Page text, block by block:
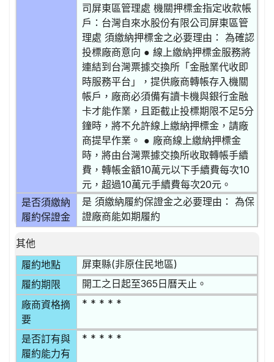
司屏東區管理處 機關押標金指定收款帳
戶：台灣自來水股份有限公司屏東區管
理處 須繳納押標金之必要理由： 為確認
投標廠商意向 ● 線上繳納押標金服務將
連結到台灣票據交換所「金融業代收即
時服務平台」，提供廠商轉帳存入機關
帳戶，廠商必須備有讀卡機與銀行金融
卡才能作業，且距截止投標期限不足5分
鐘時，將不允許線上繳納押標金，請廠
商提早作業。 ● 廠商線上繳納押標金
時，將由台灣票據交換所收取轉帳手續
費，轉帳金額10萬元以下手續費每次10
元，超過10萬元手續費每次20元。
是否須繳納
履約保證金
是 須繳納履約保證金之必要理由： 為保
證廠商能如期履約
其他
履約地點
屏東縣(非原住民地區)
履約期限 開工之日起至365日曆天止。
廠商資格摘
要
* * * * *
是否訂有與
履約能力有
* * * * *